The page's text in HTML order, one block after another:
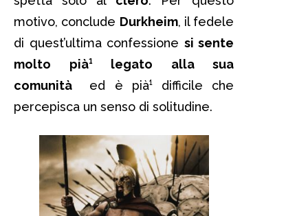
motivo, conclude Durkheim, il fedele
di quest’ultima confessione si sente
molto pià¹ legato alla sua
comunità
ed è pià¹ difficile che
percepisca un senso di solitudine.